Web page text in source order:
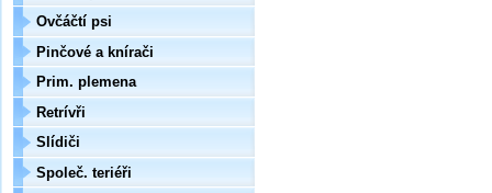
Ovčáčtí psi
Pinčové a knírači
Prim. plemena
Retrívři
Slídiči
Společ. teriéři